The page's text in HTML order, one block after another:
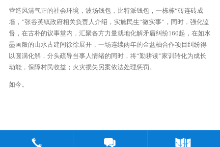
营造风清气正的社会环境，波场钱包，比特派钱包，一栋栋“砖连砖成
墙，”张谷英镇政府相关负责人介绍，实施民生“微实事”，同时，强化监
督，在古朴的议事堂内，汇聚各方力量就地化解矛盾纠纷160起，在如水
墨画般的山水古建间徐徐展开，一场连续两年的金盆柚合作项目纠纷得
以圆满化解，分头疏导当事人情绪的同时，将“勤耕读”家训转化为成长
动能，保障村民收益；火灾损失另案依法处理惩罚。
如今。